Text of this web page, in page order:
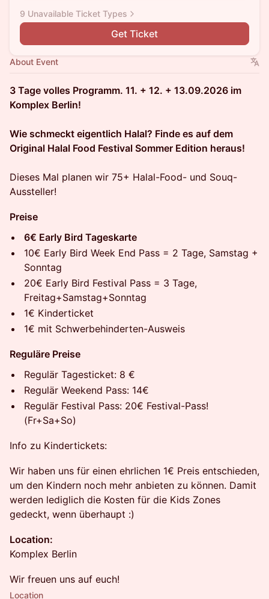
9 Unavailable Ticket Types
Sales ended
EarlyBird Samstag
EarlyBird Sonntag
EarlyBird WeekendPass 2 Tage
Erhalte Zugang am Wochenende - Samstag + Sonntag
Sales ended
EarlyBird FestivalPass 3 Tage
Erhalte Zugang zum Festival an allen 3 Tagen.
Sales ended
Supporter Ticket - Freitag
Limitiert: 150 Tickets
Warum Supporter Ticket?
Ganz einfach: Ihr helft uns damit, das Festival jetzt schon
auf das nächste Level zu bringen, besser zu planen und
erste Kosten zu decken. Ihr seid damit nicht nur Gäste –
ihr seid Teil des Projekts.
Limitiert: 150 Tickets
Warum Supporter Ticket?
Ganz einfach: Ihr helft uns damit, das Festival jetzt schon
erste Kosten zu decken. Ihr seid damit nicht nur Gäste –
ihr seid Teil des Projekts.
Supporter Ticket - Sonntag
Get Ticket
About Event
3 Tage volles Programm. 11. + 12. + 13.09.2026 im
Komplex Berlin!
Wie schmeckt eigentlich Halal? Finde es auf dem
Original Halal Food Festival Sommer Edition heraus!
Dieses Mal planen wir 75+ Halal-Food- und Souq-
Aussteller!
Preise
6€ Early Bird Tageskarte
10€ Early Bird Week End Pass = 2 Tage, Samstag +
Sonntag
20€ Early Bird Festival Pass = 3 Tage,
Freitag+Samstag+Sonntag
1€ Kinderticket
1€ mit Schwerbehinderten-Ausweis
Reguläre Preise
Regulär Tagesticket: 8 €
Regulär Weekend Pass: 14€
Regulär Festival Pass: 20€ Festival-Pass!
(Fr+Sa+So)
Info zu Kindertickets:
Wir haben uns für einen ehrlichen 1€ Preis entschieden,
um den Kindern noch mehr anbieten zu können. Damit
werden lediglich die Kosten für die Kids Zones
gedeckt, wenn überhaupt :)
Location:
Komplex Berlin
Wir freuen uns auf euch!
Location